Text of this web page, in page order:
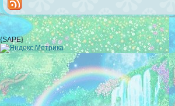
{SAPE}